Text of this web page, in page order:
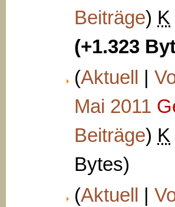
Beiträge) K
(+1.323
(Aktuell |
Mai 2011
Beiträge) K
Bytes)
(Aktuell |